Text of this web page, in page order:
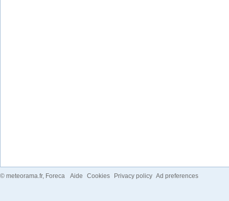
© meteorama.fr, Foreca Aide Cookies Privacy policy Ad preferences